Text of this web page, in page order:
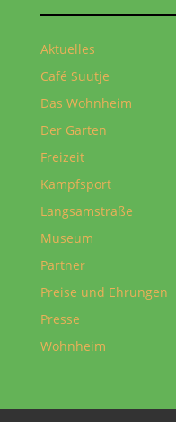
Aktuelles
Café Suutje
Das Wohnheim
Der Garten
Freizeit
Kampfsport
Langsamstraße
Museum
Partner
Preise und Ehrungen
Presse
Wohnheim